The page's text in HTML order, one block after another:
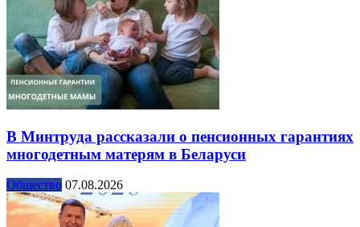
В Минтруда рассказали о пенсионных гарантиях
многодетным матерям в Беларуси
Общество 07.08.2026